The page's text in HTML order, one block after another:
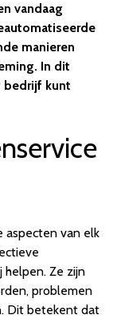
vandaag
manieren
In dit
bedrijf kunt
aspecten van elk
helpen. Ze zijn
problemen
Dit betekent dat